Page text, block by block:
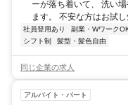
ーが落ち着いて、 洗い
ます。 不安な方はお試
社員登用あり 副業・Wワーク
シフト制
髪型・髪色自由
同じ企業の求人
アルバイト・パート